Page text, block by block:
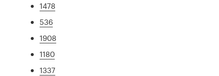
1478
536
1908
1180
1337